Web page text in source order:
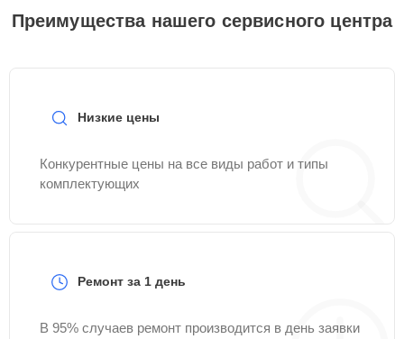
Преимущества нашего сервисного центра
Низкие цены
Конкурентные цены на все виды работ и типы
комплектующих
Ремонт за 1 день
В 95% случаев ремонт производится в день заявки